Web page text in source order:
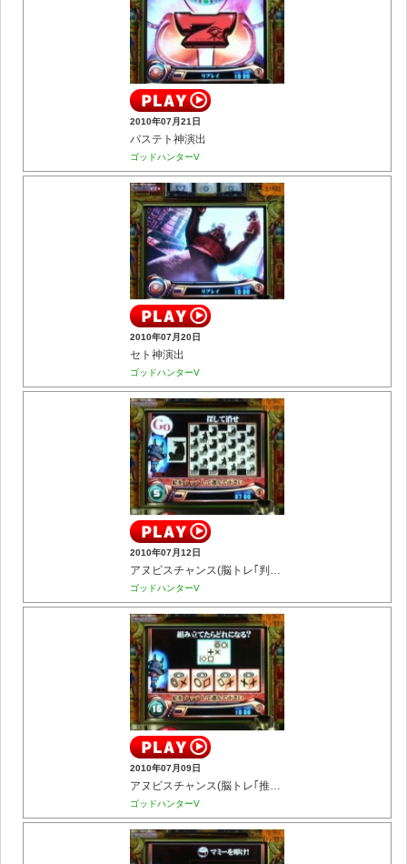
2010年07月21日
バステト神演出
ゴッドハンターV
2010年07月20日
セト神演出
ゴッドハンターV
2010年07月12日
アヌビスチャンス(脳トレ｢判断力｣)
ゴッドハンターV
2010年07月09日
アヌビスチャンス(脳トレ｢推理力｣)
ゴッドハンターV